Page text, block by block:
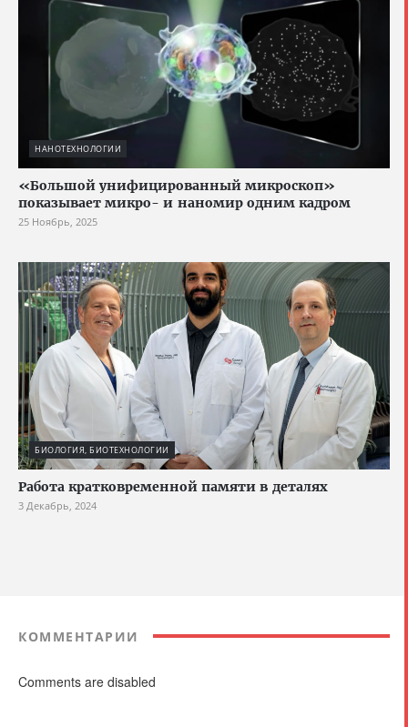
НАНОТЕХНОЛОГИИ
«Большой унифицированный микроскоп»
показывает микро- и наномир одним кадром
25 Ноябрь, 2025
БИОЛОГИЯ, БИОТЕХНОЛОГИИ
Работа кратковременной памяти в деталях
3 Декабрь, 2024
КОММЕНТАРИИ
Comments are disabled